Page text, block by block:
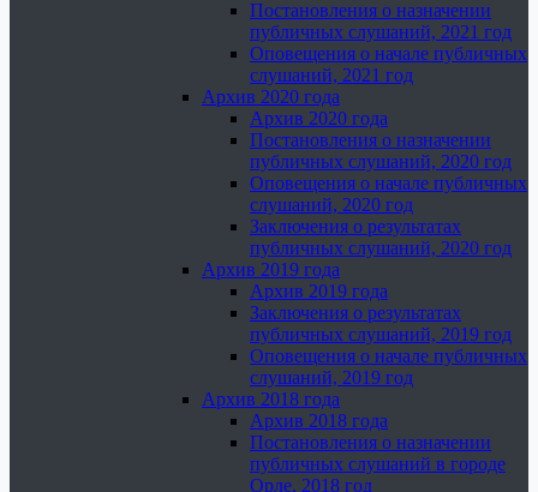
Постановления о назначении
публичных слушаний, 2021 год
Оповещения о начале публичных
слушаний, 2021 год
Архив 2020 года
Архив 2020 года
Постановления о назначении
публичных слушаний, 2020 год
Оповещения о начале публичных
слушаний, 2020 год
Заключения о результатах
публичных слушаний, 2020 год
Архив 2019 года
Архив 2019 года
Заключения о результатах
публичных слушаний, 2019 год
Оповещения о начале публичных
слушаний, 2019 год
Архив 2018 года
Архив 2018 года
Постановления о назначении
публичных слушаний в городе
Орле, 2018 год